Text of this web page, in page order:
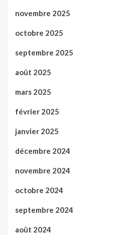
novembre 2025
octobre 2025
septembre 2025
août 2025
mars 2025
février 2025
janvier 2025
décembre 2024
novembre 2024
octobre 2024
septembre 2024
août 2024